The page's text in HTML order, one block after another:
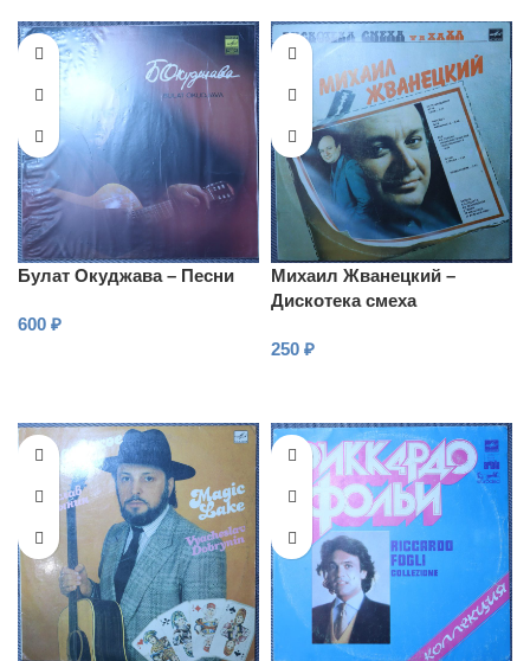
Булат Окуджава – Песни
600 ₽
Михаил Жванецкий –
Дискотека смеха
250 ₽